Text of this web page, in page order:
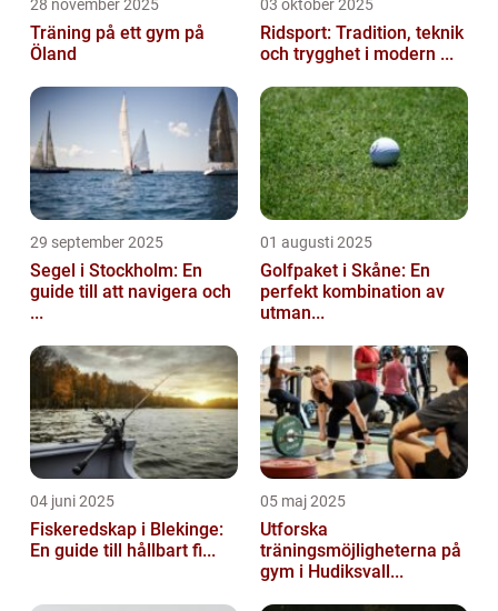
28 november 2025
Träning på ett gym på
Öland
03 oktober 2025
Ridsport: Tradition, teknik
och trygghet i modern ...
29 september 2025
Segel i Stockholm: En
guide till att navigera och
...
01 augusti 2025
Golfpaket i Skåne: En
perfekt kombination av
utman...
04 juni 2025
Fiskeredskap i Blekinge:
En guide till hållbart fi...
05 maj 2025
Utforska
träningsmöjligheterna på
gym i Hudiksvall...